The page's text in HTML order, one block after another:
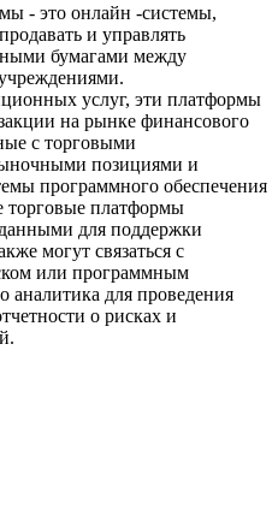
- это онлайн -системы,
и управлять
бумагами между
услуг, эти платформы
на рынке финансового
с торговыми
позициями и
программного обеспечения
торговые платформы
для поддержки
могут связаться с
или программным
аналитика для проведения
о рисках и